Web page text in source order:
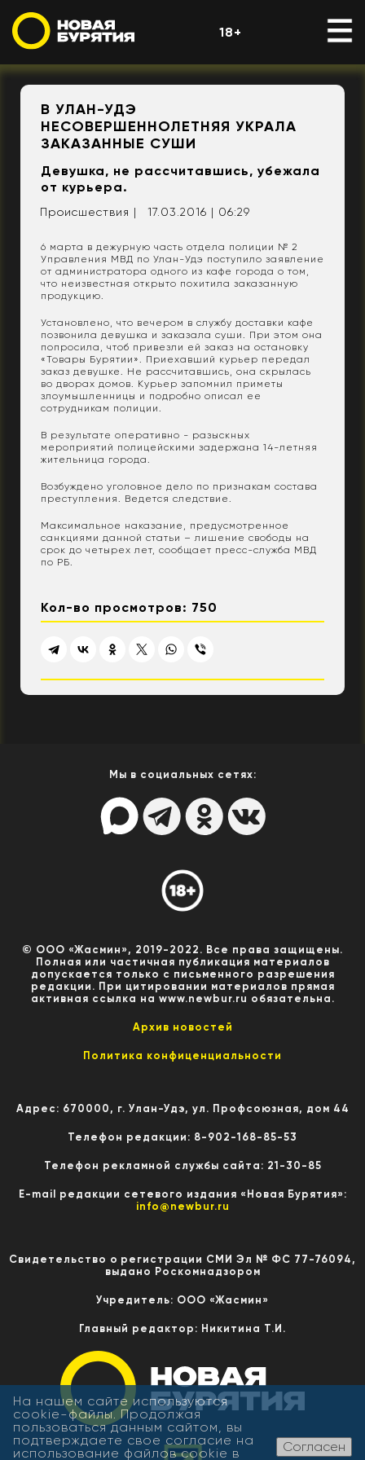
18+
В УЛАН-УДЭ
НЕСОВЕРШЕННОЛЕТНЯЯ УКРАЛА
ЗАКАЗАННЫЕ СУШИ
Девушка, не рассчитавшись, убежала
от курьера.
Происшествия | 17.03.2016 | 06:29
6 марта в дежурную часть отдела полиции № 2
Управления МВД по Улан-Удэ поступило заявление
от администратора одного из кафе города о том,
что неизвестная открыто похитила заказанную
продукцию.
Установлено, что вечером в службу доставки кафе
позвонила девушка и заказала суши. При этом она
попросила, чтоб привезли ей заказ на остановку
«Товары Бурятии». Приехавший курьер передал
заказ девушке. Не рассчитавшись, она скрылась
во дворах домов. Курьер запомнил приметы
злоумышленницы и подробно описал ее
сотрудникам полиции.
В результате оперативно - разыскных
мероприятий полицейскими задержана 14-летняя
жительница города.
Возбуждено уголовное дело по признакам состава
преступления. Ведется следствие.
Максимальное наказание, предусмотренное
санкциями данной статьи – лишение свободы на
срок до четырех лет, сообщает пресс-служба МВД
по РБ.
Кол-во просмотров: 750
Мы в социальных сетях:
© ООО «Жасмин», 2019-2022. Все права защищены.
Полная или частичная публикация материалов
допускается только с письменного разрешения
редакции. При цитировании материалов прямая
активная ссылка на www.newbur.ru обязательна.
Архив новостей
Политика конфиценциальности
Адрес: 670000, г. Улан-Удэ, ул. Профсоюзная, дом 44
Телефон редакции: 8-902-168-85-53
Телефон рекламной службы сайта: 21-30-85
E-mail редакции сетевого издания «Новая Бурятия»:
info@newbur.ru
Свидетельство о регистрации СМИ Эл № ФС 77-76094,
выдано Роскомнадзором
Учредитель: ООО «Жасмин»
Главный редактор: Никитина Т.И.
На нашем сайте используются
cookie-файлы. Продолжая
пользоваться данным сайтом, вы
подтверждаете свое согласие на
использование файлов cookie в
Согласен